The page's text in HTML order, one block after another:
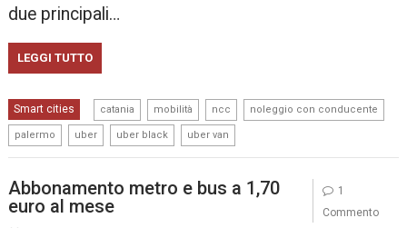
due principali…
LEGGI TUTTO
Smart cities catania mobilità ncc noleggio con conducente
palermo uber uber black uber van
Abbonamento metro e bus a 1,70
euro al mese
1
Commento